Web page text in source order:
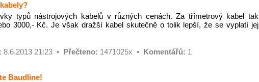
typů nástrojových kabelů v různých cenách. Za třímetrový kabel tak
3000,- Kč. Je však dražší kabel skutečně o tolik lepší, že se vyplatí jej
8.6.2013 21:23 • Přečteno: 1471025x • Komentářů: 1
Baudline!